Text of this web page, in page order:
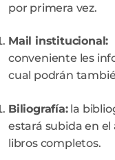
por primera vez.
Mail institucional:
conveniente les
cual podrán
Biliografía:la
estará subida en
libros completos.